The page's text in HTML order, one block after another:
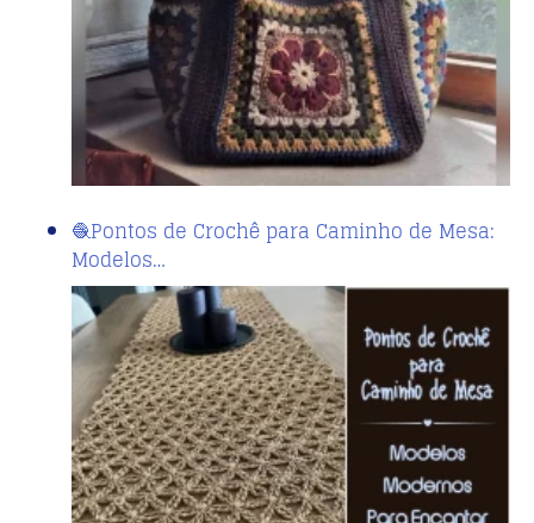
🧶Pontos de Crochê para Caminho de Mesa:
Modelos…